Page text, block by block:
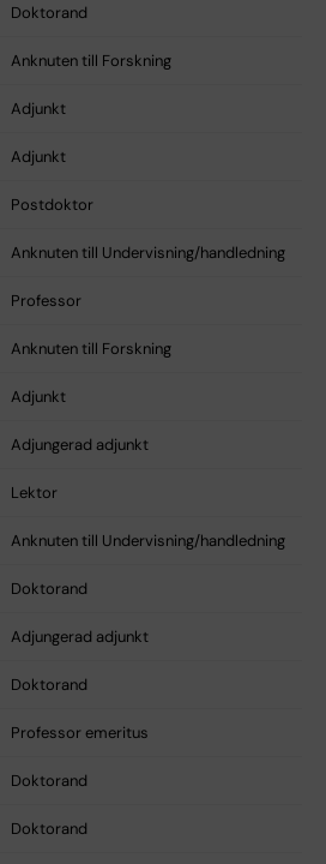
Doktorand
Anknuten till Forskning
Adjunkt
Adjunkt
Postdoktor
Anknuten till Undervisning/handledning
Professor
Anknuten till Forskning
Adjunkt
Adjungerad adjunkt
Lektor
Anknuten till Undervisning/handledning
Doktorand
Adjungerad adjunkt
Doktorand
Professor emeritus
Doktorand
Doktorand